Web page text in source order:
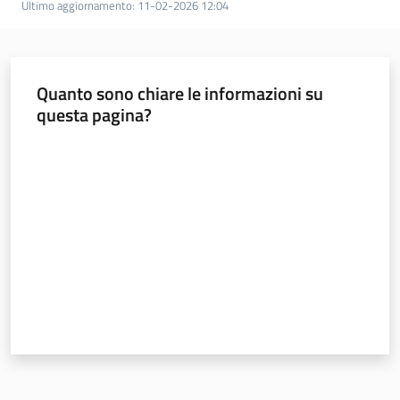
Divulgazione
Ultimo aggiornamento: 11-02-2026 12:04
Quanto sono chiare le informazioni su
questa pagina?